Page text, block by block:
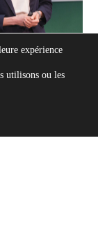
expérience
utilisons ou les